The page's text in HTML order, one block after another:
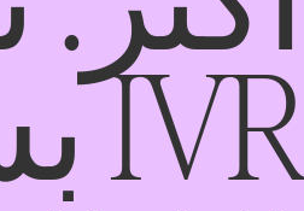
IVR بسهولة.